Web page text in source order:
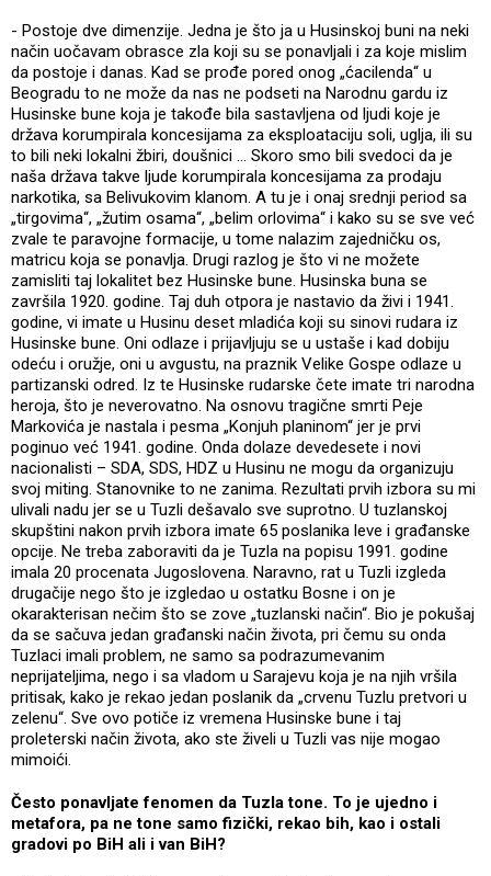
- Postoje dve dimenzije. Jedna je što ja u Husinskoj buni na neki
način uočavam obrasce zla koji su se ponavljali i za koje mislim
da postoje i danas. Kad se prođe pored onog „ćacilenda“ u
Beogradu to ne može da nas ne podseti na Narodnu gardu iz
Husinske bune koja je takođe bila sastavljena od ljudi koje je
država korumpirala koncesijama za eksploataciju soli, uglja, ili su
to bili neki lokalni žbiri, doušnici ... Skoro smo bili svedoci da je
naša država takve ljude korumpirala koncesijama za prodaju
narkotika, sa Belivukovim klanom. A tu je i onaj srednji period sa
„tirgovima“, „žutim osama“, „belim orlovima“ i kako su se sve već
zvale te paravojne formacije, u tome nalazim zajedničku os,
matricu koja se ponavlja. Drugi razlog je što vi ne možete
zamisliti taj lokalitet bez Husinske bune. Husinska buna se
završila 1920. godine. Taj duh otpora je nastavio da živi i 1941.
godine, vi imate u Husinu deset mladića koji su sinovi rudara iz
Husinske bune. Oni odlaze i prijavljuju se u ustaše i kad dobiju
odeću i oružje, oni u avgustu, na praznik Velike Gospe odlaze u
partizanski odred. Iz te Husinske rudarske čete imate tri narodna
heroja, što je neverovatno. Na osnovu tragične smrti Peje
Markovića je nastala i pesma „Konjuh planinom“ jer je prvi
poginuo već 1941. godine. Onda dolaze devedesete i novi
nacionalisti – SDA, SDS, HDZ u Husinu ne mogu da organizuju
svoj miting. Stanovnike to ne zanima. Rezultati prvih izbora su mi
ulivali nadu jer se u Tuzli dešavalo sve suprotno. U tuzlanskoj
skupštini nakon prvih izbora imate 65 poslanika leve i građanske
opcije. Ne treba zaboraviti da je Tuzla na popisu 1991. godine
imala 20 procenata Jugoslovena. Naravno, rat u Tuzli izgleda
drugačije nego što je izgledao u ostatku Bosne i on je
okarakterisan nečim što se zove „tuzlanski način“. Bio je pokušaj
da se sačuva jedan građanski način života, pri čemu su onda
Tuzlaci imali problem, ne samo sa podrazumevanim
neprijateljima, nego i sa vladom u Sarajevu koja je na njih vršila
pritisak, kako je rekao jedan poslanik da „crvenu Tuzlu pretvori u
zelenu“. Sve ovo potiče iz vremena Husinske bune i taj
proleterski način života, ako ste živeli u Tuzli vas nije mogao
mimoići.
Često ponavljate fenomen da Tuzla tone. To je ujedno i
metafora, pa ne tone samo fizički, rekao bih, kao i ostali
gradovi po BiH ali i van BiH?